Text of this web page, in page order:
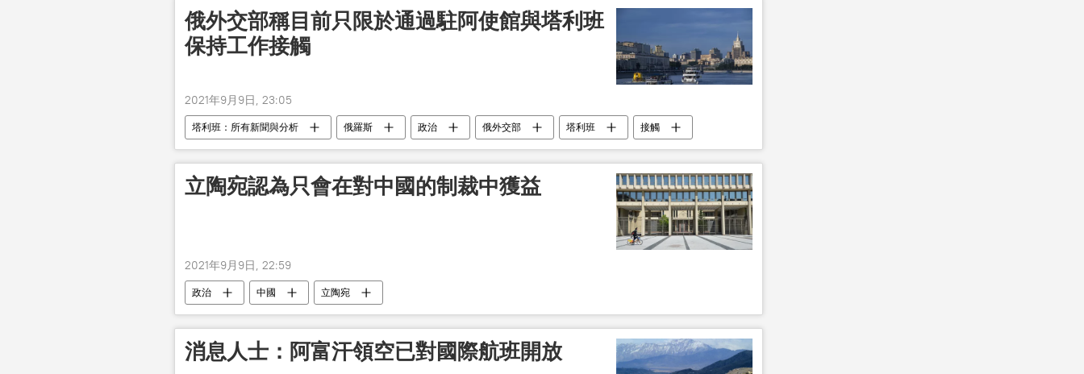
俄外交部稱目前只限於通過駐阿使館與塔利班
保持工作接觸
2021年9月9日, 23:05
塔利班：所有新聞與分析 俄羅斯 政治 俄外交部 塔利班 接觸
立陶宛認為只會在對中國的制裁中獲益
2021年9月9日, 22:59
政治 中國 立陶宛
消息人士：阿富汗領空已對國際航班開放